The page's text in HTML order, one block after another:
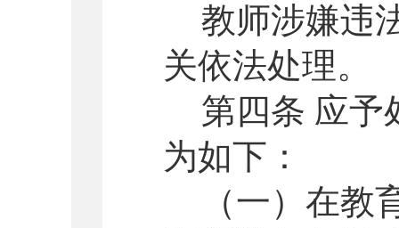
教师涉嫌违
关依法处理。
第四条 应予
为如下：
（一）在